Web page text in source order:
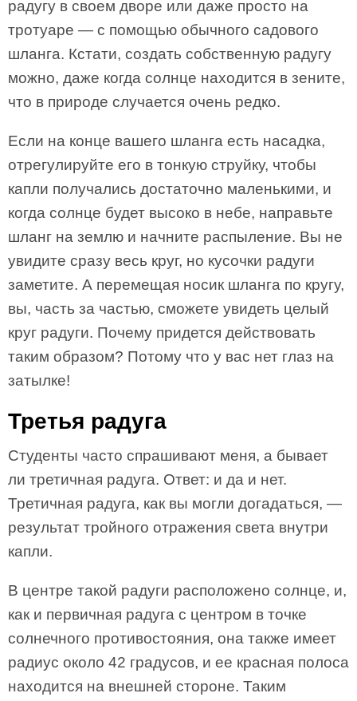
радугу в своем дворе или даже просто на
тротуаре — с помощью обычного садового
шланга. Кстати, создать собственную радугу
можно, даже когда солнце находится в зените,
что в природе случается очень редко.
Если на конце вашего шланга есть насадка,
отрегулируйте его в тонкую струйку, чтобы
капли получались достаточно маленькими, и
когда солнце будет высоко в небе, направьте
шланг на землю и начните распыление. Вы не
увидите сразу весь круг, но кусочки радуги
заметите. А перемещая носик шланга по кругу,
вы, часть за частью, сможете увидеть целый
круг радуги. Почему придется действовать
таким образом? Потому что у вас нет глаз на
затылке!
Третья радуга
Студенты часто спрашивают меня, а бывает
ли третичная радуга. Ответ: и да и нет.
Третичная радуга, как вы могли догадаться, —
результат тройного отражения света внутри
капли.
В центре такой радуги расположено солнце, и,
как и первичная радуга с центром в точке
солнечного противостояния, она также имеет
радиус около 42 градусов, и ее красная полоса
находится на внешней стороне. Таким